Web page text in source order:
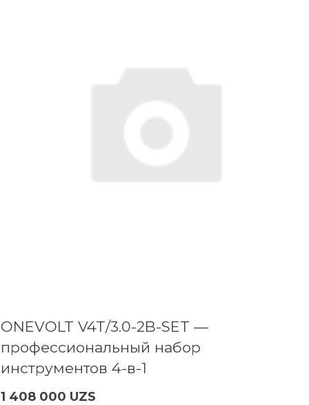
ONEVOLT V4T/3.0-2B-SET —
профессиональный набор
инструментов 4-в-1
1 408 000 UZS